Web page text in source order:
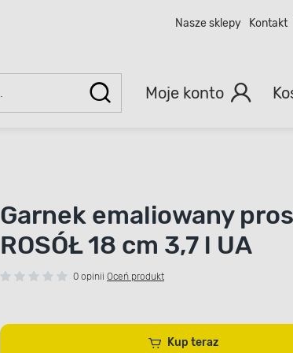
Nasze sklepy Kontakt
Moje konto
Garnek emaliowany
ROSÓŁ 18 cm 3,7 l UA
0 opinii Oceń produkt
Kup teraz